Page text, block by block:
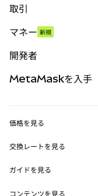
取引
パーペチュアル
RWA
マネー 新規
開発者
MetaMask Connect
Snaps
Web3サービス
MetaMaskを入手
セキュリティ
価格を見る
イーサリアムの価格
Solanaの価格
交換レートを見る
ETH→USD
USDT→INR
ガイドを見る
コンテンツを見る